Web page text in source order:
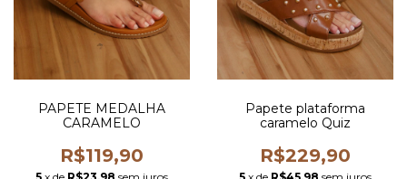
PAPETE MEDALHA
CARAMELO
R$119,90
Papete plataforma
caramelo Quiz
R$229,90